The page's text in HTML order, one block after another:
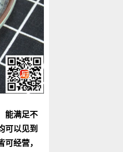
能满足不
可以见到
经营，